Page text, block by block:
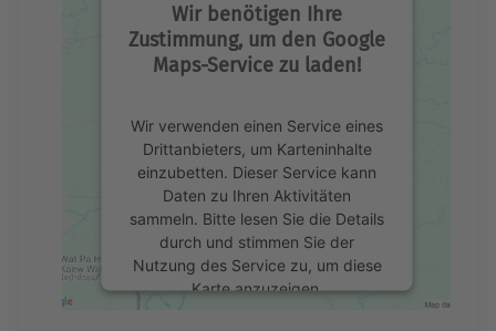
Wir benötigen Ihre
Zustimmung, um den Google
Maps-Service zu laden!
Wir verwenden einen Service eines
Drittanbieters, um Karteninhalte
einzubetten. Dieser Service kann
Daten zu Ihren Aktivitäten
sammeln. Bitte lesen Sie die Details
durch und stimmen Sie der
Nutzung des Service zu, um diese
Karte anzuzeigen.